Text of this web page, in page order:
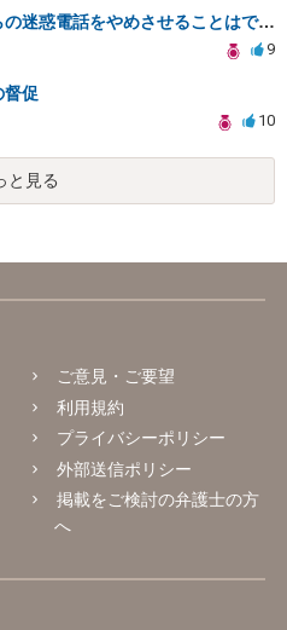
調停不成立の相手方からの迷惑電話をやめさせることはできますか？
9
督促
10
と見る
ご意見・ご要望
利用規約
プライバシーポリシー
外部送信ポリシー
掲載をご検討の弁護士の方
へ